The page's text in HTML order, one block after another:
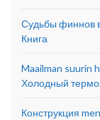
Судьбы финнов
Книга
Maailman suurin
Холодный
Конструкция